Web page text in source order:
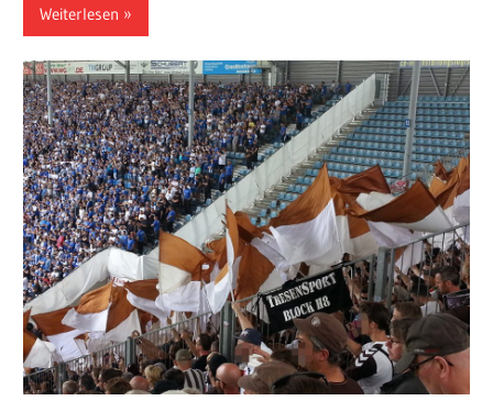
Weiterlesen